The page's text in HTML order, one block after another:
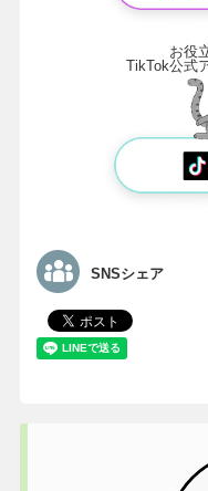
お役
TikTok公式
SNSシェア